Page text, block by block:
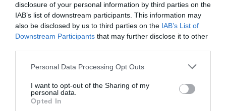
disclosure of your personal information by third parties on the
IAB’s list of downstream participants. This information may
also be disclosed by us to third parties on the IAB’s List of
Downstream Participants that may further disclose it to other
Please note that this website/app uses one or more Google
not limited to your visit or usage behaviour. You may click to
grant or deny consent to Google and its third-party tags to
use your data for below specified purposes in below Google
Personal Data Processing Opt Outs
I want to opt-out of the Sharing of my
personal data.
Opted In
Καρέτσας: Σήκωσε μανίκια στη
Ντόρτμουντ και γνώρισε την
«τρέλα» των Βεστφαλών